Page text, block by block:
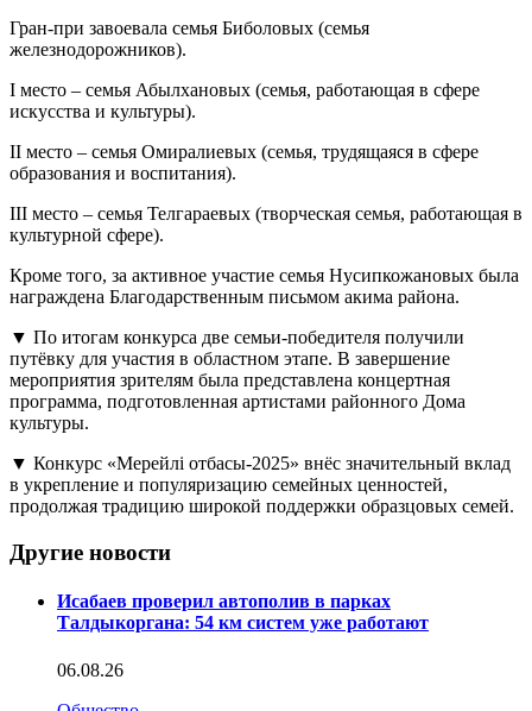
Гран-при завоевала семья Биболовых (семья
железнодорожников).
I место – семья Абылхановых (семья, работающая в сфере
искусства и культуры).
II место – семья Омиралиевых (семья, трудящаяся в сфере
образования и воспитания).
III место – семья Телгараевых (творческая семья, работающая в
культурной сфере).
Кроме того, за активное участие семья Нусипкожановых была
награждена Благодарственным письмом акима района.
▼ По итогам конкурса две семьи-победителя получили
путёвку для участия в областном этапе. В завершение
мероприятия зрителям была представлена концертная
программа, подготовленная артистами районного Дома
культуры.
▼ Конкурс «Мерейлі отбасы-2025» внёс значительный вклад
в укрепление и популяризацию семейных ценностей,
продолжая традицию широкой поддержки образцовых семей.
Другие новости
Исабаев проверил автополив в парках
Талдыкоргана: 54 км систем уже работают
06.08.26